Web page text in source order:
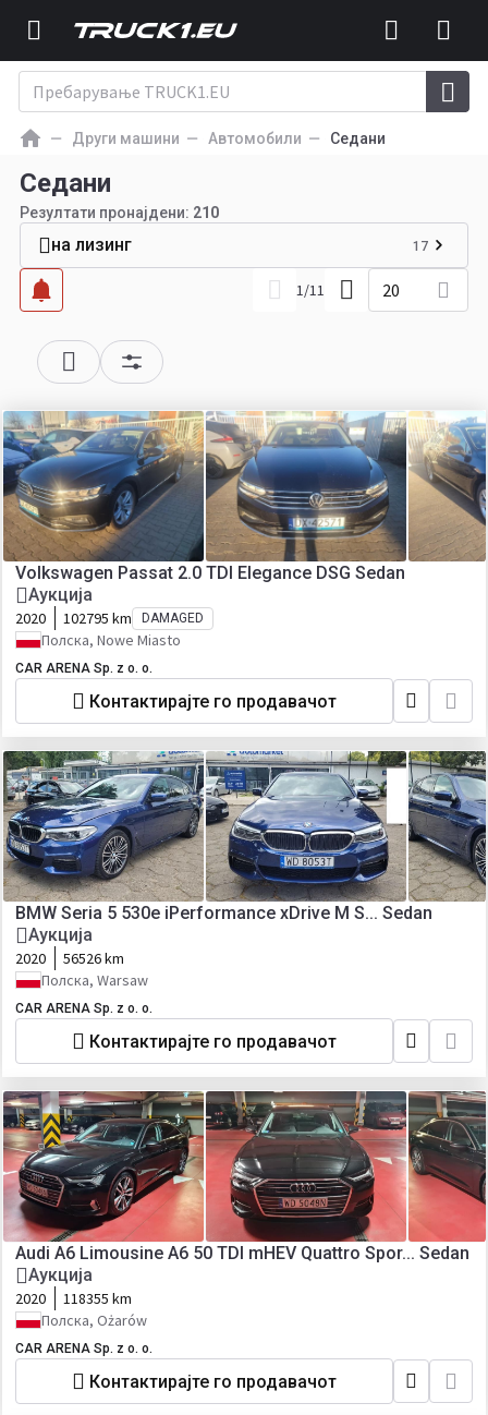
Други машини Автомобили Седани
Седани
Резултати пронајдени: 210
на лизинг 17
1/11 20
Volkswagen Passat 2.0 TDI Elegance DSG Sedan
Аукција
2020 102795 km DAMAGED
Полска, Nowe Miasto
CAR ARENA Sp. z o. o.
Контактирајте го продавачот
BMW Seria 5 530e iPerformance xDrive M S... Sedan
Аукција
2020
56526 km
Полска, Warsaw
CAR ARENA Sp. z o. o.
Контактирајте го продавачот
Audi A6 Limousine A6 50 TDI mHEV Quattro Spor... Sedan
Аукција
2020
118355 km
Полска, Ożarów
CAR ARENA Sp. z o. o.
Контактирајте го продавачот